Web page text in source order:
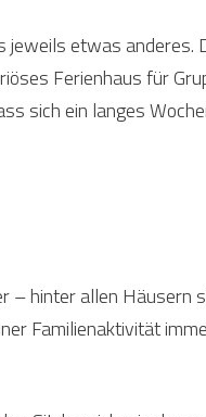
etwas
Ferienhaus für
sich ein langes
– hinter allen Häusern
Familienaktivität